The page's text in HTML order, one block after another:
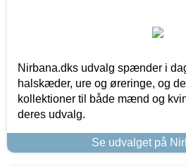
Nirbana.dks udvalg spænder i
halskæder, ure og øreringe, og
kollektioner til både mænd og
deres udvalg.
Se udvalget på